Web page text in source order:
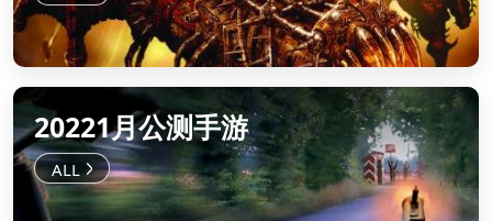
20221月公测手游